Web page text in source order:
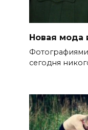
Новая мода
сегодня